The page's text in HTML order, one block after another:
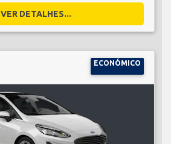
VER DETALHES...
ECONÓMICO